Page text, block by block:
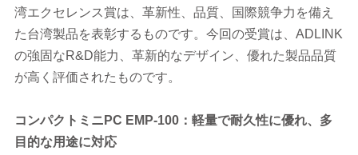
湾エクセレンス賞は、革新性、品質、国際競争力を備え
た台湾製品を表彰するものです。今回の受賞は、ADLINK
の強固なR&D能力、革新的なデザイン、優れた製品品質
が高く評価されたものです。
コンパクトミニPC EMP-100：軽量で耐久性に優れ、多
目的な用途に対応